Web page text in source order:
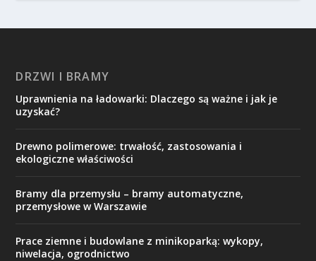
DRZWI I BRAMY
Uprawnienia na ładowarki: Dlaczego są ważne i jak je
uzyskać?
Drewno polimerowe: trwałość, zastosowania i
ekologiczne właściwości
Bramy dla przemysłu – bramy automatyczne,
przemysłowe w Warszawie
Prace ziemne i budowlane z minikoparką: wykopy,
niwelacja, ogrodnictwo